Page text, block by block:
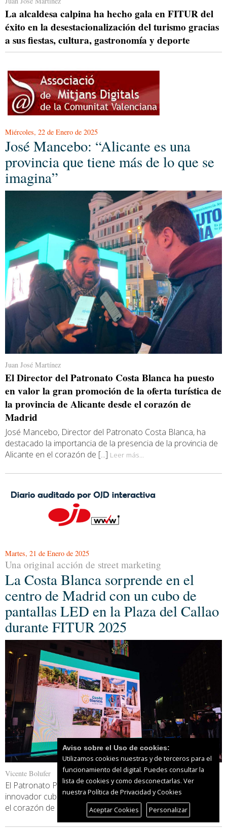
La alcaldesa calpina ha hecho gala en FITUR del
éxito en la desestacionalización del turismo gracias
a sus fiestas, cultura, gastronomía y deporte
Miércoles, 22 de Enero de 2025
José Mancebo: “Alicante es una
provincia que tiene más de lo que se
imagina”
Juan José Martínez
El Director del Patronato Costa Blanca ha puesto
en valor la gran promoción de la oferta turística de
la provincia de Alicante desde el corazón de
Madrid
José Mancebo, Director del Patronato Costa Blanca, ha
destacado la importancia de la presencia de la provincia de
Alicante en el corazón de [...] Leer más...
Martes, 21 de Enero de 2025
Una original acción de street marketing
La Costa Blanca sorprende en el
centro de Madrid con un cubo de
pantallas LED en la Plaza del Callao
durante FITUR 2025
Vicente Bolufer
El Patronato Provincial de Turismo ha instalado un
innovador cubo de pantallas LED en la Plaza del Callao, en
el corazón de Madrid, para [...]Leer más...
Aviso sobre el Uso de cookies:
Utilizamos cookies nuestras y de terceros para el
funcionamiento del digital. Puedes consultar la
lista de cookies y como desconectarlas. Ver
nuestra Política de Privacidad y Cookies
Aceptar Cookies
Personalizar